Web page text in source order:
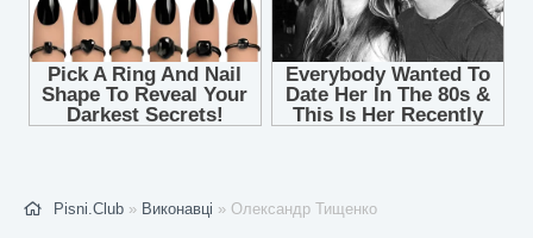
Pisni.Club » Виконавці » Олександр Тищенко